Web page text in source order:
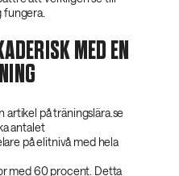
fungera.
MED EN
artikel på träningslära.se
antalet
på elitnivå med hela
med 60 procent . Detta